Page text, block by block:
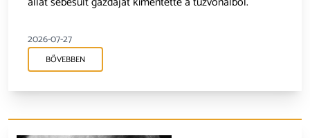
2026-07-27
BŐVEBBEN